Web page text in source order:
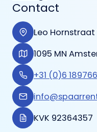
Contact
Leo Hornstraat
1095 MN
+31 (0)6
KVK 92364357